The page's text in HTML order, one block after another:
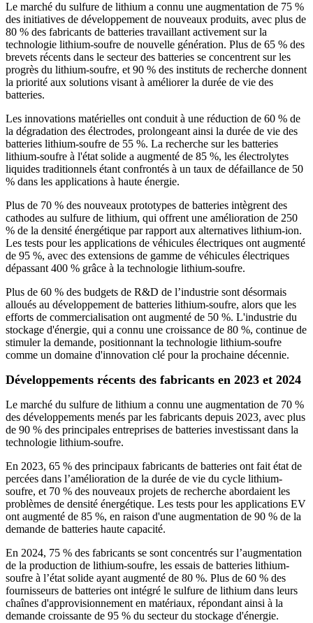
Le marché du sulfure de lithium a connu une augmentation de 75 %
des initiatives de développement de nouveaux produits, avec plus de
80 % des fabricants de batteries travaillant activement sur la
technologie lithium-soufre de nouvelle génération. Plus de 65 % des
brevets récents dans le secteur des batteries se concentrent sur les
progrès du lithium-soufre, et 90 % des instituts de recherche donnent
la priorité aux solutions visant à améliorer la durée de vie des
batteries.
Les innovations matérielles ont conduit à une réduction de 60 % de
la dégradation des électrodes, prolongeant ainsi la durée de vie des
batteries lithium-soufre de 55 %. La recherche sur les batteries
lithium-soufre à l'état solide a augmenté de 85 %, les électrolytes
liquides traditionnels étant confrontés à un taux de défaillance de 50
% dans les applications à haute énergie.
Plus de 70 % des nouveaux prototypes de batteries intègrent des
cathodes au sulfure de lithium, qui offrent une amélioration de 250
% de la densité énergétique par rapport aux alternatives lithium-ion.
Les tests pour les applications de véhicules électriques ont augmenté
de 95 %, avec des extensions de gamme de véhicules électriques
dépassant 400 % grâce à la technologie lithium-soufre.
Plus de 60 % des budgets de R&D de l’industrie sont désormais
alloués au développement de batteries lithium-soufre, alors que les
efforts de commercialisation ont augmenté de 50 %. L'industrie du
stockage d'énergie, qui a connu une croissance de 80 %, continue de
stimuler la demande, positionnant la technologie lithium-soufre
comme un domaine d'innovation clé pour la prochaine décennie.
Développements récents des fabricants en 2023 et 2024
Le marché du sulfure de lithium a connu une augmentation de 70 %
des développements menés par les fabricants depuis 2023, avec plus
de 90 % des principales entreprises de batteries investissant dans la
technologie lithium-soufre.
En 2023, 65 % des principaux fabricants de batteries ont fait état de
percées dans l’amélioration de la durée de vie du cycle lithium-
soufre, et 70 % des nouveaux projets de recherche abordaient les
problèmes de densité énergétique. Les tests pour les applications EV
ont augmenté de 85 %, en raison d'une augmentation de 90 % de la
demande de batteries haute capacité.
En 2024, 75 % des fabricants se sont concentrés sur l’augmentation
de la production de lithium-soufre, les essais de batteries lithium-
soufre à l’état solide ayant augmenté de 80 %. Plus de 60 % des
fournisseurs de batteries ont intégré le sulfure de lithium dans leurs
chaînes d'approvisionnement en matériaux, répondant ainsi à la
demande croissante de 95 % du secteur du stockage d'énergie.